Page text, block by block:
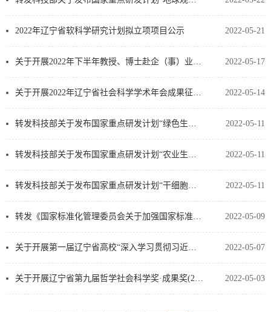
2022-05-21
2022年辽宁省软科学研究计划拟立项项目公示
2022-05-17
2022-05-14
2022-05-11
2022-05-11
2022-05-11
2022-05-09
2022-05-07
2022-05-03